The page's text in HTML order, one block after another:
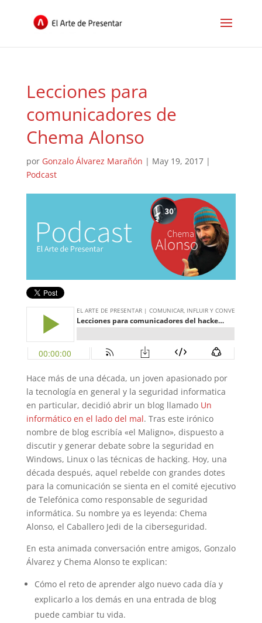
Lecciones para
comunicadores de
Chema Alonso
por Gonzalo Álvarez Marañón | May 19, 2017|
Podcast
Hace más de una década, un joven apasionado por
la tecnología en general y la seguridad informatica
en particular, decidió abrir un blog llamado Un
informático en el lado del mal. Tras este irónico
nombre de blog escribía «el Maligno», dispuesto a
discutir y generar debate sobre la seguridad en
Windows, Linux o las técnicas de hacking. Hoy, una
década después, aquel rebelde con grandes dotes
para la comunicación se sienta en el comité ejecutivo
de Telefónica como responsable de seguridad
informática. Su nombre ya es leyenda: Chema
Alonso, el Caballero Jedi de la ciberseguridad.
En esta animada conversación entre amigos, Gonzalo
Álvarez y Chema Alonso te explican:
Cómo el reto de aprender algo nuevo cada día y
explicarlo a los demás en una entrada de blog
puede cambiar tu vida.